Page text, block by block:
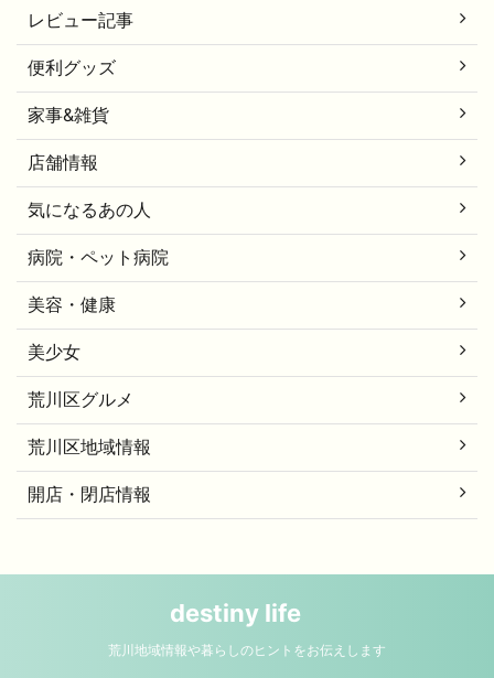
レビュー記事
便利グッズ
家事&雑貨
店舗情報
気になるあの人
病院・ペット病院
美容・健康
美少女
荒川区グルメ
荒川区地域情報
開店・閉店情報
destiny life
荒川地域情報や暮らしのヒントをお伝えします